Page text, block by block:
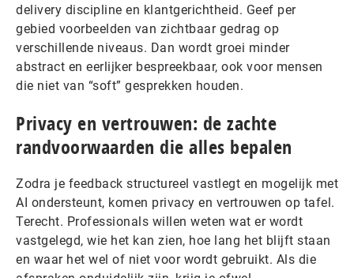
delivery discipline en klantgerichtheid. Geef per
gebied voorbeelden van zichtbaar gedrag op
verschillende niveaus. Dan wordt groei minder
abstract en eerlijker bespreekbaar, ook voor mensen
die niet van “soft” gesprekken houden.
Privacy en vertrouwen: de zachte
randvoorwaarden die alles bepalen
Zodra je feedback structureel vastlegt en mogelijk met
AI ondersteunt, komen privacy en vertrouwen op tafel.
Terecht. Professionals willen weten wat er wordt
vastgelegd, wie het kan zien, hoe lang het blijft staan
en waar het wel of niet voor wordt gebruikt. Als die